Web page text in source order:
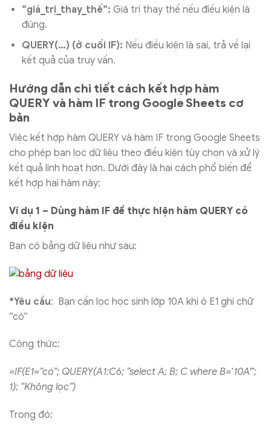
“giá_trị_thay_thế”: Giá trị thay thế nếu điều kiện là
đúng.
QUERY(…) (ở cuối IF): Nếu điều kiện là sai, trả về lại
kết quả của truy vấn.
Hướng dẫn chi tiết cách kết hợp hàm
QUERY và hàm IF trong Google Sheets cơ
bản
Việc kết hợp hàm QUERY và hàm IF trong Google Sheets
cho phép bạn lọc dữ liệu theo điều kiện tùy chọn và xử lý
kết quả linh hoạt hơn. Dưới đây là hai cách phổ biến để
kết hợp hai hàm này:
Ví dụ 1 – Dùng hàm IF để thực hiện hàm QUERY có
điều kiện
Bạn có bảng dữ liệu như sau:
*Yêu cầu: Bạn cần lọc học sinh lớp 10A khi ô E1 ghi chữ
“có”
Công thức:
=IF(E1=”có”; QUERY(A1:C6; “select A; B; C where B=’10A'”;
1); “Không lọc”)
Trong đó: